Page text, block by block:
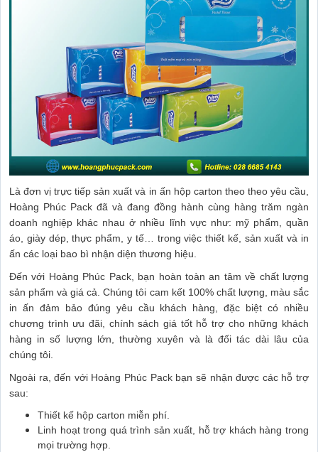
Là đơn vị trực tiếp sản xuất và in ấn hộp carton theo theo yêu cầu,
Hoàng Phúc Pack đã và đang đồng hành cùng hàng trăm ngàn
doanh nghiệp khác nhau ở nhiều lĩnh vực như: mỹ phẩm, quần
áo, giày dép, thực phẩm, y tế… trong việc thiết kế, sản xuất và in
ấn các loại bao bì nhận diện thương hiệu.
Đến với Hoàng Phúc Pack, bạn hoàn toàn an tâm về chất lượng
sản phẩm và giá cả. Chúng tôi cam kết 100% chất lượng, màu sắc
in ấn đảm bảo đúng yêu cầu khách hàng, đặc biệt có nhiều
chương trình ưu đãi, chính sách giá tốt hỗ trợ cho những khách
hàng in số lượng lớn, thường xuyên và là đối tác dài lâu của
chúng tôi.
Ngoài ra, đến với Hoàng Phúc Pack bạn sẽ nhận được các hỗ trợ
sau:
Thiết kế hộp carton miễn phí.
Linh hoạt trong quá trình sản xuất, hỗ trợ khách hàng trong
mọi trường hợp.